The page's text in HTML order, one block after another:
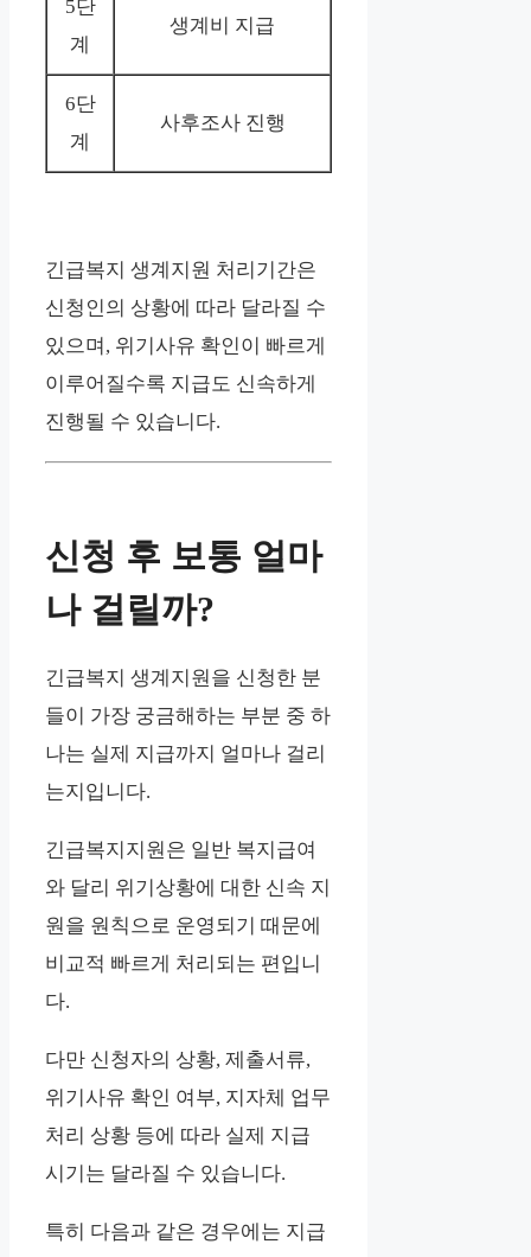
5단
계
생계비 지급
6단
계
사후조사 진행
긴급복지 생계지원 처리기간은
신청인의 상황에 따라 달라질 수
있으며, 위기사유 확인이 빠르게
이루어질수록 지급도 신속하게
진행될 수 있습니다.
신청 후 보통 얼마
나 걸릴까?
긴급복지 생계지원을 신청한 분
들이 가장 궁금해하는 부분 중 하
나는 실제 지급까지 얼마나 걸리
는지입니다.
긴급복지지원은 일반 복지급여
와 달리 위기상황에 대한 신속 지
원을 원칙으로 운영되기 때문에
비교적 빠르게 처리되는 편입니
다.
다만 신청자의 상황, 제출서류,
위기사유 확인 여부, 지자체 업무
처리 상황 등에 따라 실제 지급
시기는 달라질 수 있습니다.
특히 다음과 같은 경우에는 지급